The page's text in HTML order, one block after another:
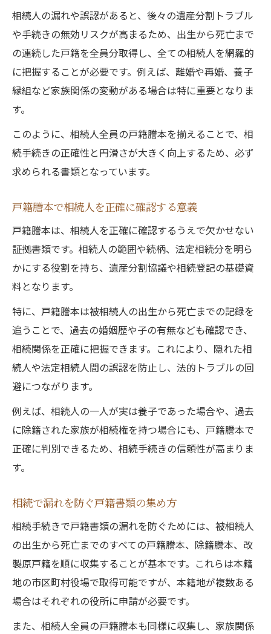
相続人の漏れや誤認があると、後々の遺産分割トラブル
や手続きの無効リスクが高まるため、出生から死亡まで
の連続した戸籍を全員分取得し、全ての相続人を網羅的
に把握することが必要です。例えば、離婚や再婚、養子
縁組など家族関係の変動がある場合は特に重要となりま
す。
このように、相続人全員の戸籍謄本を揃えることで、相
続手続きの正確性と円滑さが大きく向上するため、必ず
求められる書類となっています。
戸籍謄本で相続人を正確に確認する意義
戸籍謄本は、相続人を正確に確認するうえで欠かせない
証拠書類です。相続人の範囲や続柄、法定相続分を明ら
かにする役割を持ち、遺産分割協議や相続登記の基礎資
料となります。
特に、戸籍謄本は被相続人の出生から死亡までの記録を
追うことで、過去の婚姻歴や子の有無なども確認でき、
相続関係を正確に把握できます。これにより、隠れた相
続人や法定相続人間の誤認を防止し、法的トラブルの回
避につながります。
例えば、相続人の一人が実は養子であった場合や、過去
に除籍された家族が相続権を持つ場合にも、戸籍謄本で
正確に判別できるため、相続手続きの信頼性が高まりま
す。
相続で漏れを防ぐ戸籍書類の集め方
相続手続きで戸籍書類の漏れを防ぐためには、被相続人
の出生から死亡までのすべての戸籍謄本、除籍謄本、改
製原戸籍を順に収集することが基本です。これらは本籍
地の市区町村役場で取得可能ですが、本籍地が複数ある
場合はそれぞれの役所に申請が必要です。
また、相続人全員の戸籍謄本も同様に収集し、家族関係